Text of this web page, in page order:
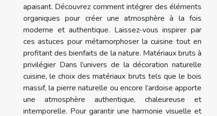
apaisant. Découvrez comment intégrer des éléments
organiques pour créer une atmosphère à la fois
moderne et authentique. Laissez-vous inspirer par
ces astuces pour métamorphoser la cuisine tout en
profitant des bienfaits de la nature. Matériaux bruts à
privilégier Dans l’univers de la décoration naturelle
cuisine, le choix des matériaux bruts tels que le bois
massif, la pierre naturelle ou encore l’ardoise apporte
une atmosphère authentique, chaleureuse et
intemporelle. Pour garantir une harmonie visuelle et